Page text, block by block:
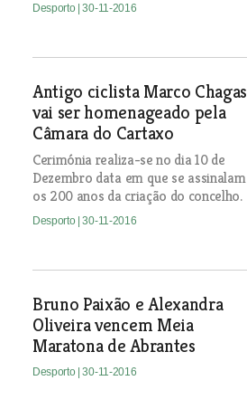
Desporto | 30-11-2016
Antigo ciclista Marco Chagas
vai ser homenageado pela
Câmara do Cartaxo
Cerimónia realiza-se no dia 10 de
Dezembro data em que se assinalam
os 200 anos da criação do concelho.
Desporto | 30-11-2016
Bruno Paixão e Alexandra
Oliveira vencem Meia
Maratona de Abrantes
Desporto | 30-11-2016